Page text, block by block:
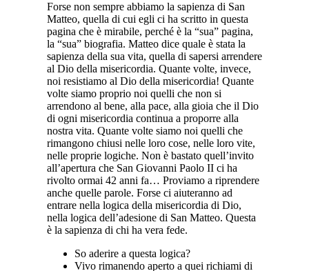
Forse non sempre abbiamo la sapienza di San
Matteo, quella di cui egli ci ha scritto in questa
pagina che è mirabile, perché è la “sua” pagina,
la “sua” biografia. Matteo dice quale è stata la
sapienza della sua vita, quella di sapersi arrendere
al Dio della misericordia. Quante volte, invece,
noi resistiamo al Dio della misericordia! Quante
volte siamo proprio noi quelli che non si
arrendono al bene, alla pace, alla gioia che il Dio
di ogni misericordia continua a proporre alla
nostra vita. Quante volte siamo noi quelli che
rimangono chiusi nelle loro cose, nelle loro vite,
nelle proprie logiche. Non è bastato quell’invito
all’apertura che San Giovanni Paolo II ci ha
rivolto ormai 42 anni fa… Proviamo a riprendere
anche quelle parole. Forse ci aiuteranno ad
entrare nella logica della misericordia di Dio,
nella logica dell’adesione di San Matteo. Questa
è la sapienza di chi ha vera fede.
So aderire a questa logica?
Vivo rimanendo aperto a quei richiami di